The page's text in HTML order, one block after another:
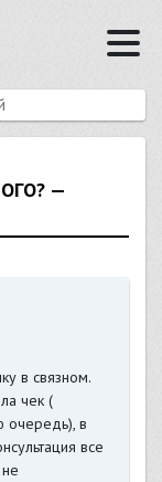
—
в связном.
чек (
очередь), в
все